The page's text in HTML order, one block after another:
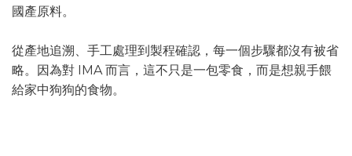
國產原料。
從產地追溯、手工處理到製程確認，每一個步驟都沒有被省
略。因為對 IMA 而言，這不只是一包零食，而是想親手餵
給家中狗狗的食物。